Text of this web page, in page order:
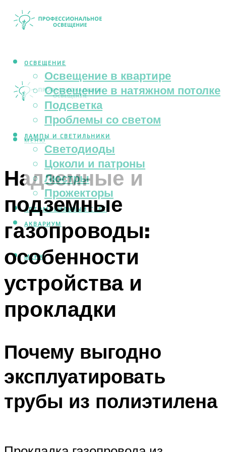
ОСВЕЩЕНИЕ
Освещение в квартире
Освещение в натяжном потолке
Подсветка
Проблемы со светом
ЛАМПЫ И СВЕТИЛЬНИКИ
Светодиоды
Цоколи и патроны
Люстры
Прожекторы
АВТОМОБИЛЬНЫЙ СВЕТ
АКВАРИУМ
МЕНЮ
МЕНЮ
Надземные и
подземные
газопроводы:
особенности
устройства и
прокладки
Почему выгодно
эксплуатировать
трубы из полиэтилена